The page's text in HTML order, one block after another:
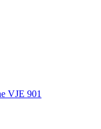
VJE 901